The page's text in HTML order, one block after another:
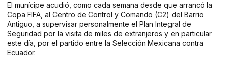
El munícipe acudió, como cada semana desde que arrancó la
Copa FIFA, al Centro de Control y Comando (C2) del Barrio
Antiguo, a supervisar personalmente el Plan Integral de
Seguridad por la visita de miles de extranjeros y en particular
este día, por el partido entre la Selección Mexicana contra
Ecuador.